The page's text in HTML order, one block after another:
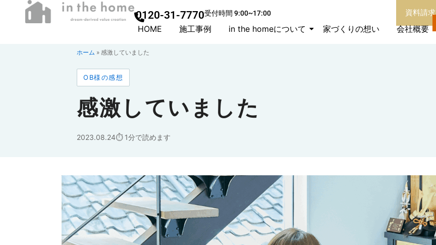
0120-31-7770受付時間 9:00~17:00 資料請求
HOME 施工事例 in the homeについて 家づくりの想い 会社概要
ホーム » 感激していました
OB様の感想
感激していました
2023.08.24 1分で読めます